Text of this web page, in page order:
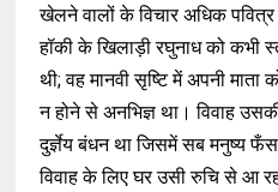
खेलने वालों के विचार अधिक
हॉकी के खिलाड़ी रघुनाध को कभी
थी; वह मानवी सृष्टि में अपनी
न होने से अनभिज्ञ था। विवाह
दुर्ज्ञेय बंधन था जिसमें सब मनुष्य
विवाह के लिए घर उसी रुचि से आ